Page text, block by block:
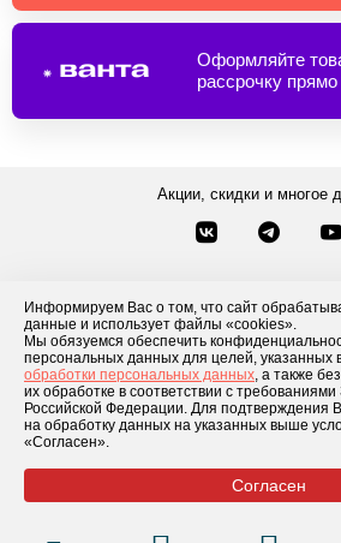
Информируем Вас о том, что сайт
данные и использует файлы «cookies».
Мы обязуемся обеспечить
персональных данных для целей, указанных
обработки персональных данных, а также
их обработке в соответствии с
Российской Федерации. Для подтверждения
на обработку данных на указанных выше
«Согласен».
Согласен
Оформляйте
рассрочку
Акции, скидки и многое
Контакты
Посмотреть другие способы связи
Каталог товаров О компании Доставка и
Условия рассрочки
Контакты
© 2026 «GLADIATOR»